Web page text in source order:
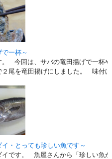
一杯～
今回は、サバの竜田揚げで一杯
２尾を竜田揚げにしました。 味付
・とっても珍しい魚です～
す。 魚屋さんから「珍しい魚が